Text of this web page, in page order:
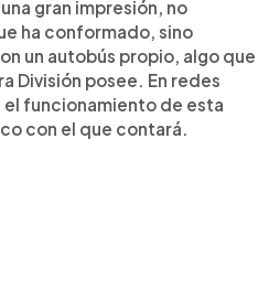
gran impresión, no
ha conformado, sino
un autobús propio, algo que
División posee. En redes
funcionamiento de esta
con el que contará.